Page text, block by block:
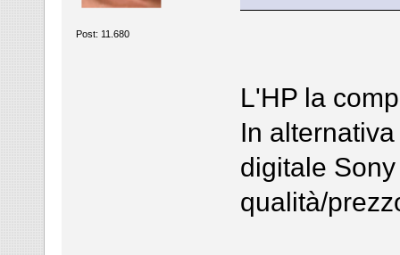
Post: 11.680
L'HP la
In
digitale
qualità/